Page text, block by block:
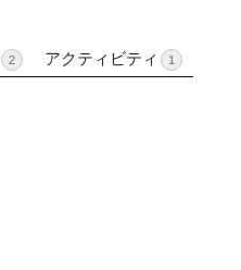
2 アクティビティ 1